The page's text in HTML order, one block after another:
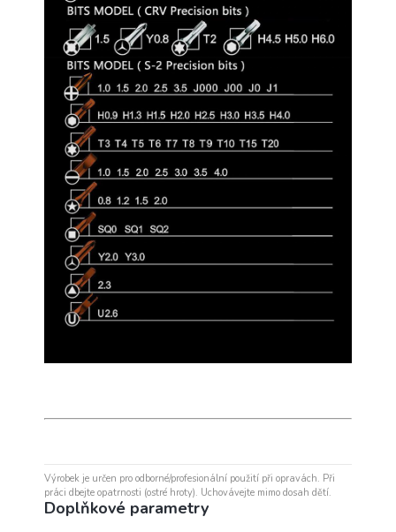
Výrobek je určen pro odborné/profesionální použití při opravách. Při
práci dbejte opatrnosti (ostré hroty). Uchovávejte mimo dosah dětí.
Doplňkové parametry